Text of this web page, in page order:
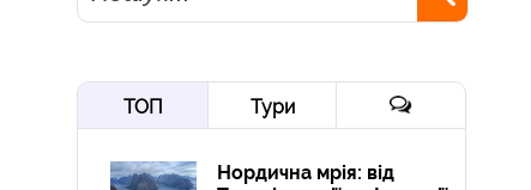
ТОП Тури
Нордична мрія: від